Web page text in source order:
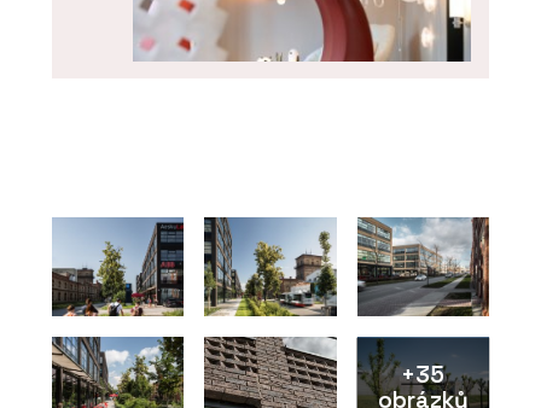
+35
obrázků